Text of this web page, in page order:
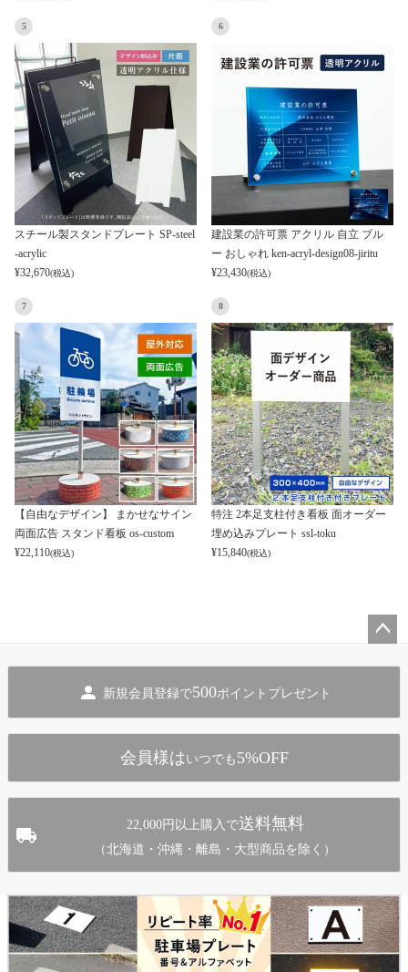
5
スチール製スタンドプレート SP-steel
-acrylic
¥32,670(税込)
6
建設業の許可票 アクリル 自立 ブル
ー おしゃれ ken-acryl-design08-jiritu
¥23,430(税込)
7
【自由なデザイン】 まかせなサイン
両面広告 スタンド看板 os-custom
¥22,110(税込)
8
特注 2本足支柱付き看板 面オーダー
埋め込みプレート ssl-toku
¥15,840(税込)
新規会員登録で500ポイントプレゼント
会員様は いつでも 5%OFF
22,000円以上購入で送料無料
（北海道・沖縄・離島・大型商品を除く）